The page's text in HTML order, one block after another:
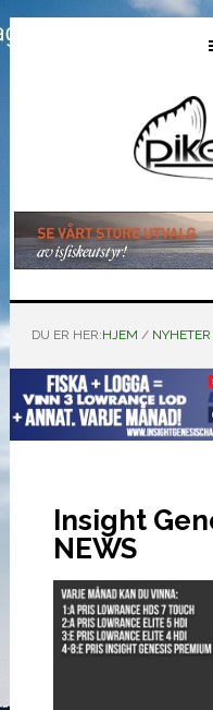
Hopp
til
Hopp
til
Hopp
til
DU ER HER:HJEM / NYHETER
Insight
NEWS